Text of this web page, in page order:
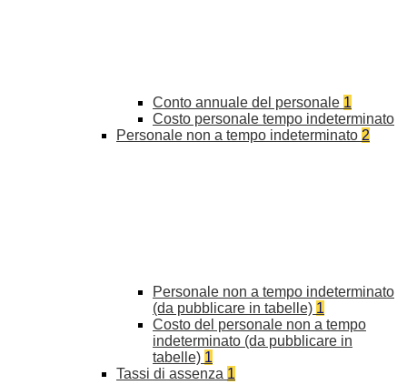
Conto annuale del personale 1
Costo personale tempo indeterminato
Personale non a tempo indeterminato 2
Personale non a tempo indeterminato
(da pubblicare in tabelle) 1
Costo del personale non a tempo
indeterminato (da pubblicare in
tabelle) 1
Tassi di assenza 1